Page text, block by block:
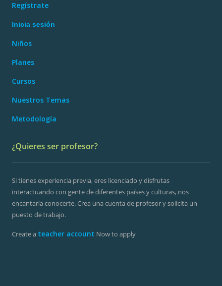
Regístrate
Inicia sesión
Niños
Planes
Cursos
Nuestros Temas
Metodología
¿Quieres ser profesor?
Si tienes experiencia previa, eres licenciado y disfrutas
interactuando con gente de diferentes países y culturas, nos
encantaría conocerte. Crea una cuenta de profesor y solicita un
puesto de trabajo.
Create a teacher account Now to apply